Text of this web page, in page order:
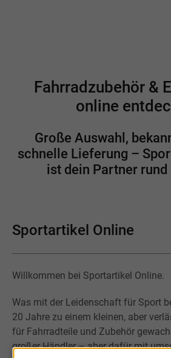
Fahrradzubehör &
online
Große Auswahl,
schnelle Lieferung –
ist dein Partner rund
Sportartikel Online
Willkommen bei Sportartikel Online.
Was mit der Leidenschaft für Sport
20 Jahre zu einem kleinen, aber
für Fahrradteile und Zubehör
großer Händler – aber dafür mit